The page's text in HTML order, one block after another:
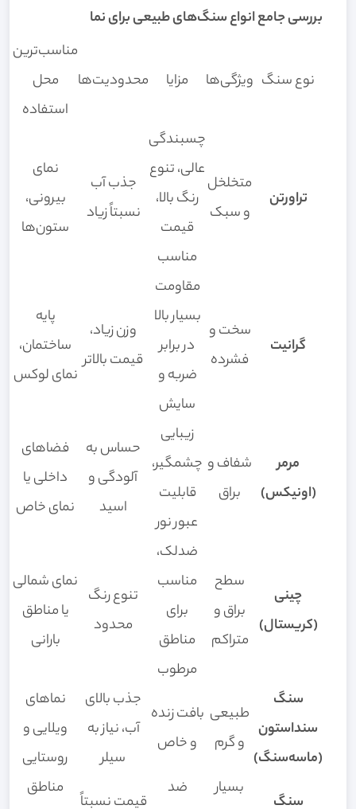
بررسی جامع انواع سنگ‌های طبیعی برای نما
نوع سنگ ویژگی‌ها مزایا محدودیت‌ها
مناسب‌ترین
محل
استفاده
تراورتن
متخلخل
و سبک
چسبندگی
عالی، تنوع
رنگ بالا،
قیمت
مناسب
جذب آب
نسبتاً زیاد
نمای
بیرونی،
ستون‌ها
گرانیت
سخت و
فشرده
مقاومت
بسیار بالا
در برابر
ضربه و
سایش
وزن زیاد،
قیمت بالاتر
پایه
ساختمان،
نمای لوکس
مرمر
(اونیکس)
شفاف و
براق
زیبایی
چشمگیر،
قابلیت
عبور نور
حساس به
آلودگی و
اسید
فضاهای
داخلی یا
نمای خاص
چینی
(کریستال)
سطح
براق و
متراکم
ضدلک،
مناسب
برای
مناطق
مرطوب
تنوع رنگ
محدود
نمای شمالی
یا مناطق
بارانی
سنگ
سنداستون
(ماسه‌سنگ)
طبیعی
و گرم
بافت زنده
و خاص
جذب بالای
آب، نیاز به
سیلر
نماهای
ویلایی و
روستایی
سنگ
بسیار
ضد
قیمت نسبتاً
مناطق